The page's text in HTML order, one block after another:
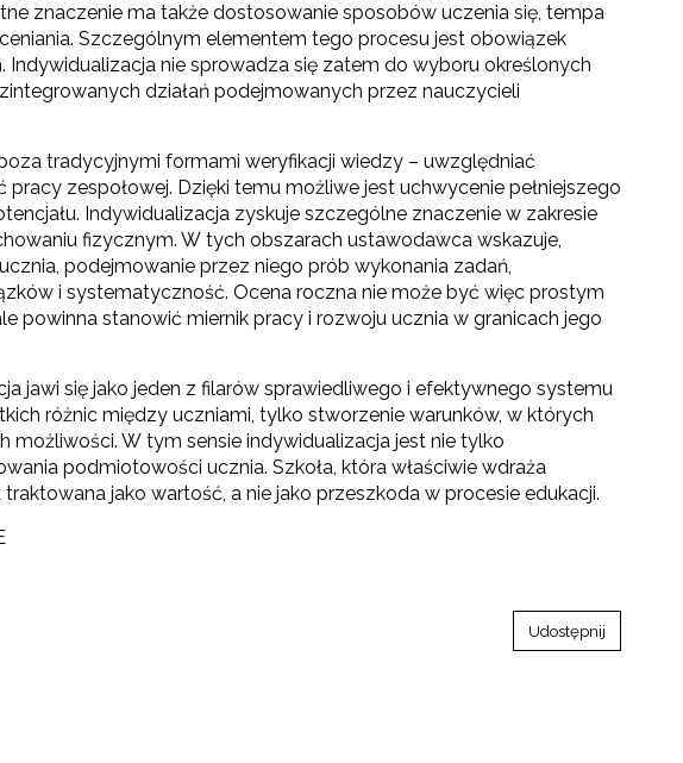
i gier"
ćwiczeń (BSĆ)"
przedmiotowo-językowego (CLIL)"
znaczenie ma także dostosowanie sposobów uczenia się, tempa
Szczególnym elementem tego procesu jest obowiązek
nie sprowadza się zatem do wyboru określonych
działań podejmowanych przez nauczycieli
tradycyjnymi formami weryfikacji wiedzy – uwzględniać
zespołowej. Dzięki temu możliwe jest uchwycenie pełniejszego
Indywidualizacja zyskuje szczególne znaczenie w zakresie
fizycznym. W tych obszarach ustawodawca wskazuje,
podejmowanie przez niego prób wykonania zadań,
i systematyczność. Ocena roczna nie może być więc prostym
powinna stanowić miernik pracy i rozwoju ucznia w granicach jego
jawi się jako jeden z filarów sprawiedliwego i efektywnego systemu
różnic między uczniami, tylko stworzenie warunków, w których
możliwości. W tym sensie indywidualizacja jest nie tylko
podmiotowości ucznia. Szkoła, która właściwie wdraża
jako wartość, a nie jako przeszkoda w procesie edukacji.
Udostępnij